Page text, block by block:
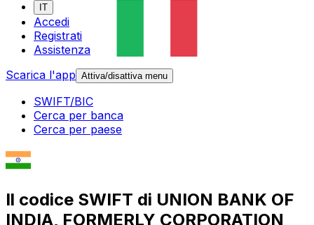
IT
Accedi
Registrati
Assistenza
Scarica l'app Attiva/disattiva menu
SWIFT/BIC
Cerca per banca
Cerca per paese
Il codice SWIFT di UNION BANK OF
INDIA, FORMERLY CORPORATION